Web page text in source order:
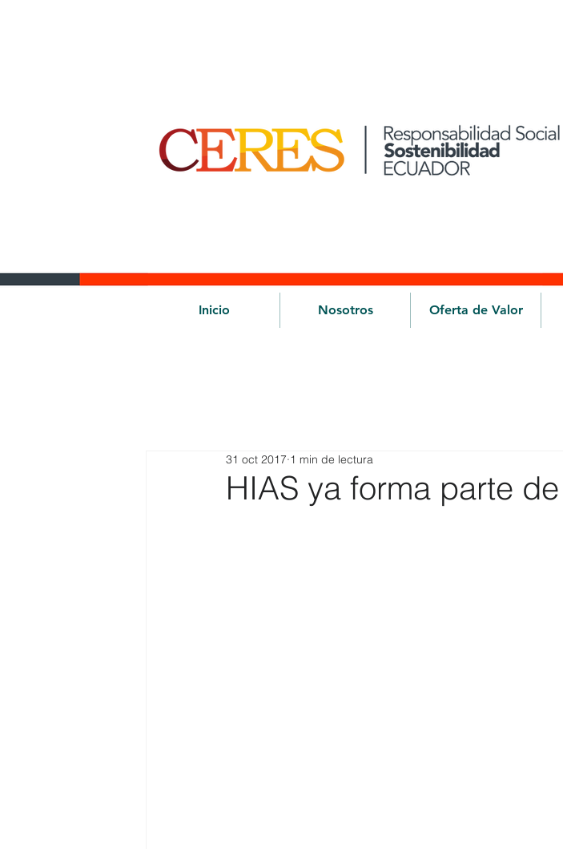
Inicio Nosotros Oferta de Valor
HIAS ya forma parte
31 oct 2017 1 min de lectura